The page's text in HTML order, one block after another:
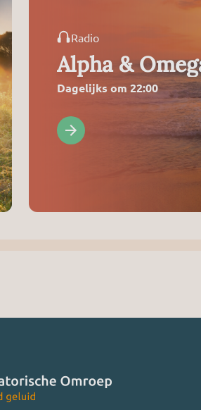
Radio
Alpha &
Dagelijks om 22:00